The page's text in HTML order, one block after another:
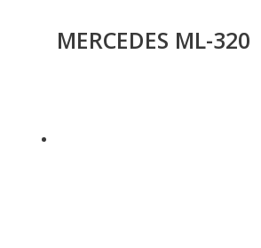
MERCEDES ML-320